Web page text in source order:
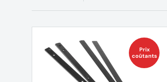
Prix
coûtants